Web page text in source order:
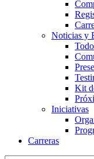
Noticias y
Kit
Iniciativas
Carreras